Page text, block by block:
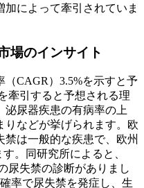
によって牽引されていま
場のインサイト
CAGR）3.5%を示すと予
牽引すると予想される理
泌尿器疾患の有病率の上
りなどが挙げられます。欧
は一般的な疾患で、欧州
。同研究所によると、
尿失禁の診断がありまし
率で尿失禁を発症し、生